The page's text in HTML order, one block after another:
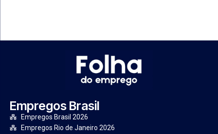
Empregos Brasil
Empregos Brasil 2026
Empregos Rio de Janeiro 2026